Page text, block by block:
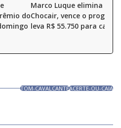
do
Marco Luque elimina
Chocair, vence o
leva R$ 55.750 para casa
TOM-CAVALCANTEACERTE-OU-CAIA